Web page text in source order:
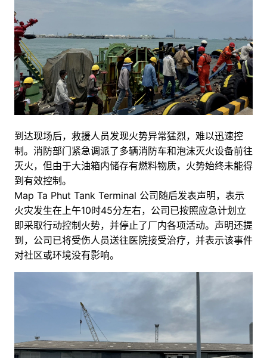
到达现场后，救援人员发现火势异常猛烈，难以迅速控
制。消防部门紧急调派了多辆消防车和泡沫灭火设备前往
灭火，但由于大油箱内储存有燃料物质，火势始终未能得
到有效控制。
Map Ta Phut Tank Terminal 公司随后发表声明，表示
火灾发生在上午10时45分左右，公司已按照应急计划立
即采取行动控制火势，并停止了厂内各项活动。声明还提
到，公司已将受伤人员送往医院接受治疗，并表示该事件
对社区或环境没有影响。